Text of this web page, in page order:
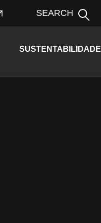
SEARCH
Expand child menu
SUSTENTABILIDADE